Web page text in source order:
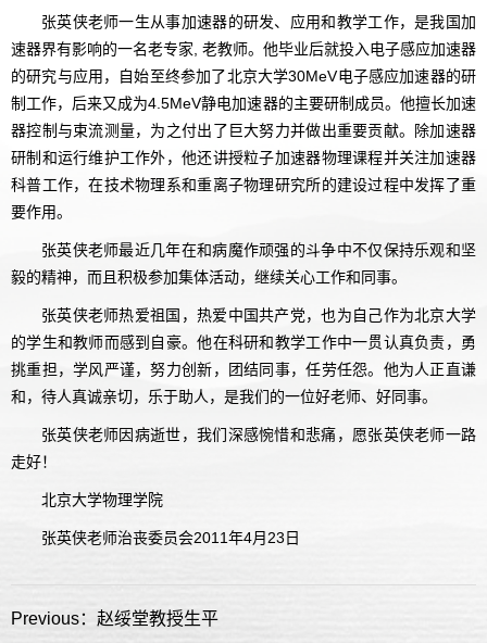
张英侠老师一生从事加速器的研发、应用和教学工作，是我国加
速器界有影响的一名老专家, 老教师。他毕业后就投入电子感应加速器
的研究与应用，自始至终参加了北京大学30MeV电子感应加速器的研
制工作，后来又成为4.5MeV静电加速器的主要研制成员。他擅长加速
器控制与束流测量，为之付出了巨大努力并做出重要贡献。除加速器
研制和运行维护工作外，他还讲授粒子加速器物理课程并关注加速器
科普工作，在技术物理系和重离子物理研究所的建设过程中发挥了重
要作用。
张英侠老师最近几年在和病魔作顽强的斗争中不仅保持乐观和坚
毅的精神，而且积极参加集体活动，继续关心工作和同事。
张英侠老师热爱祖国，热爱中国共产党，也为自己作为北京大学
的学生和教师而感到自豪。他在科研和教学工作中一贯认真负责，勇
挑重担，学风严谨，努力创新，团结同事，任劳任怨。他为人正直谦
和，待人真诚亲切，乐于助人，是我们的一位好老师、好同事。
张英侠老师因病逝世，我们深感惋惜和悲痛，愿张英侠老师一路
走好！
北京大学物理学院
张英侠老师治丧委员会2011年4月23日
Previous：赵绥堂教授生平